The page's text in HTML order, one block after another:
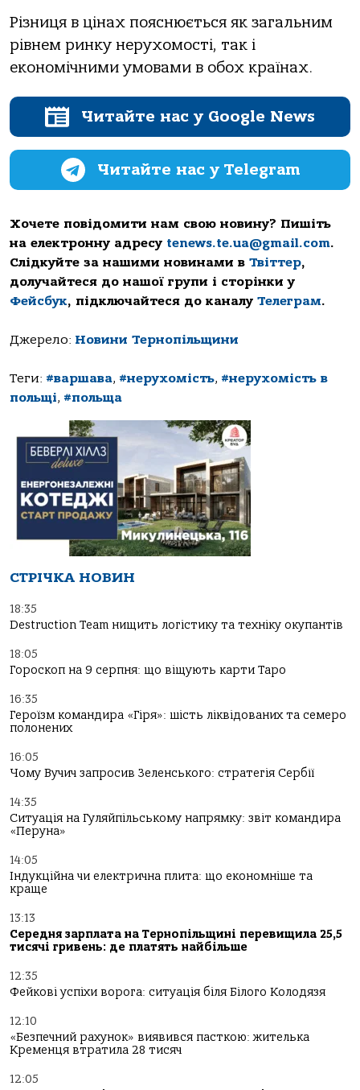
Різниця в цінах пояснюється як загальним
рівнем ринку нерухомості, так і
економічними умовами в обох країнах.
Читайте нас у Google News
Читайте нас у Telegram
Хочете повідомити нам свою новину? Пишіть
на електронну адресу tenews.te.ua@gmail.com.
Слідкуйте за нашими новинами в Твіттер,
долучайтеся до нашої групи і сторінки у
Фейсбук, підключайтеся до каналу Телеграм.
Джерело: Новини Тернопільщини
Теги: #варшава, #нерухомість, #нерухомість в
польщі, #польща
СТРІЧКА НОВИН
18:35
Destruction Team нищить логістику та техніку окупантів
18:05
Гороскоп на 9 серпня: що віщують карти Таро
16:35
Героїзм командира «Гіря»: шість ліквідованих та семеро
полонених
16:05
Чому Вучич запросив Зеленського: стратегія Сербії
14:35
Ситуація на Гуляйпільському напрямку: звіт командира
«Перуна»
14:05
Індукційна чи електрична плита: що економніше та
краще
13:13
Середня зарплата на Тернопільщині перевищила 25,5
тисячі гривень: де платять найбільше
12:35
Фейкові успіхи ворога: ситуація біля Білого Колодязя
12:10
«Безпечний рахунок» виявився пасткою: жителька
Кременця втратила 28 тисяч
12:05